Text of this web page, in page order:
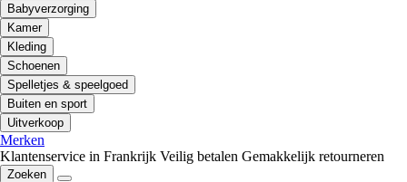
Babyverzorging
Kamer
Kleding
Schoenen
Spelletjes & speelgoed
Buiten en sport
Uitverkoop
Merken
Klantenservice in Frankrijk Veilig betalen Gemakkelijk retourneren
Zoeken